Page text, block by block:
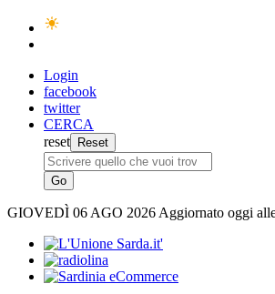
Login
facebook
twitter
CERCA
reset
GIOVEDÌ 06 AGO 2026 Aggiornato oggi